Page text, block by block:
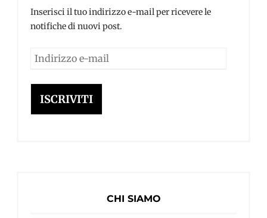
Inserisci il tuo indirizzo e-mail per ricevere le
notifiche di nuovi post.
Indirizzo
mail
ISCRIVITI
CHI SIAMO